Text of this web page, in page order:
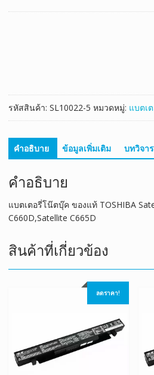
C660D,Satellite
C665D
ชิ้น
รหัสสินค้า: SL10022-5 หมวดหมู่: แบตเ
คำอธิบาย ข้อมูลเพิ่มเติม บทวิจา
คำอธิบาย
แบตเตอรี่โน๊ตบุ๊ค ของแท้ TOSHIBA
C660D,Satellite C665D
สินค้าที่เกี่ยวข้อง
ลดราคา!